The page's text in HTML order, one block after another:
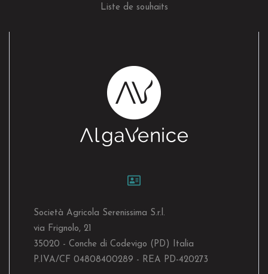
Liste de souhaits
Società Agricola Serenissima S.r.l.
via Frignolo, 21
35020 - Conche di Codevigo (PD) Italia
P.IVA/CF 04808400289 - REA PD-420273